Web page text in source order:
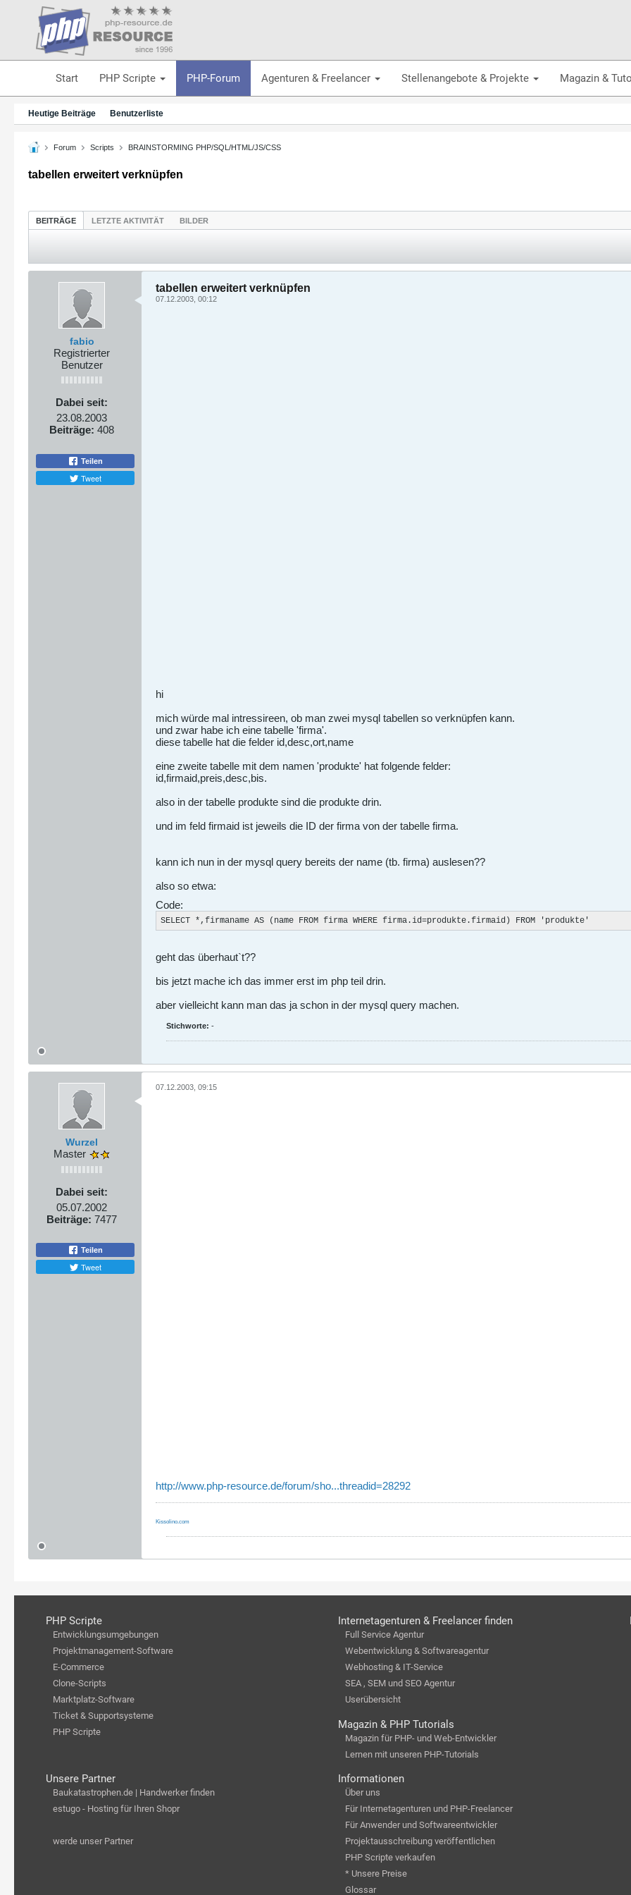
Start PHP Scripte PHP-Forum Agenturen & Freelancer Stellenangebote & Projekte Magazin &
Heutige Beiträge Benutzerliste
Forum Scripts BRAINSTORMING PHP/SQL/HTML/JS/CSS
tabellen erweitert verknüpfen
BEITRÄGE LETZTE AKTIVITÄT BILDER
fabio
Registrierter
Benutzer
Dabei seit:
23.08.2003
Beiträge: 408
Teilen
Tweet
tabellen erweitert verknüpfen
07.12.2003, 00:12
hi
mich würde mal intressireen, ob man zwei mysql tabellen so verknüpfen kann.
und zwar habe ich eine tabelle 'firma'.
diese tabelle hat die felder id,desc,ort,name
eine zweite tabelle mit dem namen 'produkte' hat folgende felder:
id,firmaid,preis,desc,bis.
also in der tabelle produkte sind die produkte drin.
und im feld firmaid ist jeweils die ID der firma von der tabelle firma.
kann ich nun in der mysql query bereits der name (tb. firma) auslesen??
also so etwa:
Code:
SELECT *,firmaname AS (name FROM firma WHERE firma.id=produkte.firmaid) FROM 'produkte'
geht das überhaut`t??
bis jetzt mache ich das immer erst im php teil drin.
aber vielleicht kann man das ja schon in der mysql query machen.
Stichworte: -
Wurzel
Master
Dabei seit:
05.07.2002
Beiträge: 7477
Teilen
Tweet
07.12.2003, 09:15
http://www.php-resource.de/forum/sho...threadid=28292
Kissolino.com
PHP Scripte
Entwicklungsumgebungen
Projektmanagement-Software
E-Commerce
Clone-Scripts
Marktplatz-Software
Ticket & Supportsysteme
PHP Scripte
Internetagenturen & Freelancer finden
Full Service Agentur
Webentwicklung & Softwareagentur
Webhosting & IT-Service
SEA , SEM und SEO Agentur
Userübersicht
Magazin & PHP Tutorials
Magazin für PHP- und Web-Entwickler
Lernen mit unseren PHP-Tutorials
Unsere Partner
Baukatastrophen.de | Handwerker finden
estugo - Hosting für Ihren Shopr
werde unser Partner
Informationen
Über uns
Für Internetagenturen und PHP-Freelancer
Für Anwender und Softwareentwickler
Projektausschreibung veröffentlichen
PHP Scripte verkaufen
* Unsere Preise
Glossar